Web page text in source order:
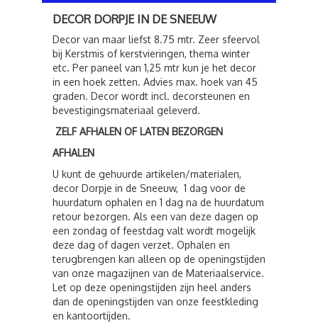
DECOR DORPJE IN DE SNEEUW
Decor van maar liefst 8.75 mtr. Zeer sfeervol
bij Kerstmis of kerstvieringen, thema winter
etc. Per paneel van 1,25 mtr kun je het decor
in een hoek zetten. Advies max. hoek van 45
graden. Decor wordt incl. decorsteunen en
bevestigingsmateriaal geleverd.
ZELF AFHALEN OF LATEN BEZORGEN
AFHALEN
U kunt de gehuurde artikelen/materialen,
decor Dorpje in de Sneeuw, 1 dag voor de
huurdatum ophalen en 1 dag na de huurdatum
retour bezorgen. Als een van deze dagen op
een zondag of feestdag valt wordt mogelijk
deze dag of dagen verzet. Ophalen en
terugbrengen kan alleen op de openingstijden
van onze magazijnen van de Materiaalservice.
Let op deze openingstijden zijn heel anders
dan de openingstijden van onze feestkleding
en kantoortijden.